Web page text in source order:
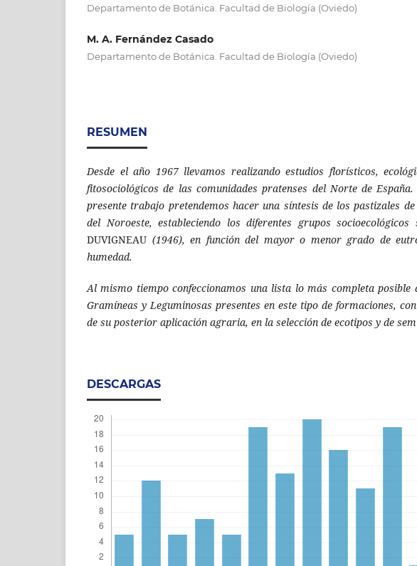
Departamento de Botánica. Facultad de Biología (Oviedo)
M. A. Fernández Casado
Departamento de Botánica. Facultad de Biología (Oviedo)
RESUMEN
Desde el año 1967 llevamos realizando estudios florísticos,
fitosociológicos de las comunidades pratenses del Norte de
presente trabajo pretendemos hacer una síntesis de los pastizales de
del Noroeste, estableciendo los diferentes grupos socioecológicos
DUVIGNEAU (1946), en función del mayor o menor grado de
humedad.
Al mismo tiempo confeccionamos una lista lo más completa posible
Gramíneas y Leguminosas presentes en este tipo de formaciones,
de su posterior aplicación agraria, en la selección de ecotipos y de
DESCARGAS